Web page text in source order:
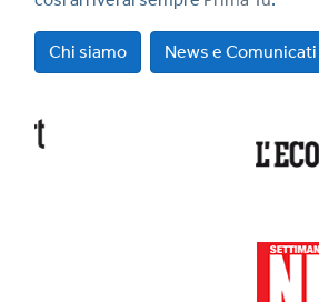
Chi siamo News e Comunicati